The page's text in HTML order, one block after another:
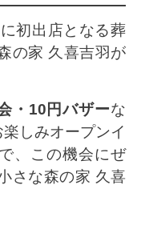
初出店となる葬
の家 久喜吉羽が
・10円バザーな
しみオープンイ
、この機会にぜ
さな森の家 久喜